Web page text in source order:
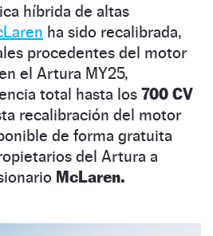
híbrida de altas
ha sido recalibrada,
procedentes del motor
el Artura MY25,
total hasta los 700 CV
recalibración del motor
de forma gratuita
del Artura a
McLaren.